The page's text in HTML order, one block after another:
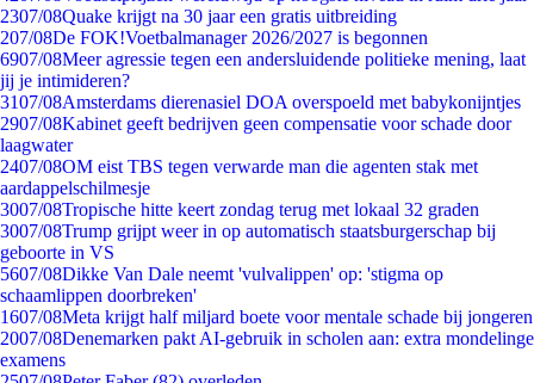
2307/08Quake krijgt na 30 jaar een gratis uitbreiding
207/08De FOK!Voetbalmanager 2026/2027 is begonnen
6907/08Meer agressie tegen een andersluidende politieke mening, laat
jij je intimideren?
3107/08Amsterdams dierenasiel DOA overspoeld met babykonijntjes
2907/08Kabinet geeft bedrijven geen compensatie voor schade door
laagwater
2407/08OM eist TBS tegen verwarde man die agenten stak met
aardappelschilmesje
3007/08Tropische hitte keert zondag terug met lokaal 32 graden
3007/08Trump grijpt weer in op automatisch staatsburgerschap bij
geboorte in VS
5607/08Dikke Van Dale neemt 'vulvalippen' op: 'stigma op
schaamlippen doorbreken'
1607/08Meta krijgt half miljard boete voor mentale schade bij jongeren
2007/08Denemarken pakt AI-gebruik in scholen aan: extra mondelinge
examens